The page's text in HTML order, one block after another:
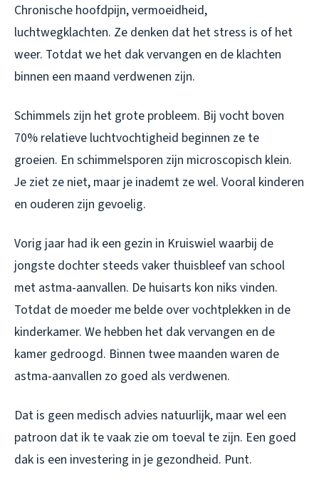
Chronische hoofdpijn, vermoeidheid,
luchtwegklachten. Ze denken dat het stress is of het
weer. Totdat we het dak vervangen en de klachten
binnen een maand verdwenen zijn.
Schimmels zijn het grote probleem. Bij vocht boven
70% relatieve luchtvochtigheid beginnen ze te
groeien. En schimmelsporen zijn microscopisch klein.
Je ziet ze niet, maar je inademt ze wel. Vooral kinderen
en ouderen zijn gevoelig.
Vorig jaar had ik een gezin in Kruiswiel waarbij de
jongste dochter steeds vaker thuisbleef van school
met astma-aanvallen. De huisarts kon niks vinden.
Totdat de moeder me belde over vochtplekken in de
kinderkamer. We hebben het dak vervangen en de
kamer gedroogd. Binnen twee maanden waren de
astma-aanvallen zo goed als verdwenen.
Dat is geen medisch advies natuurlijk, maar wel een
patroon dat ik te vaak zie om toeval te zijn. Een goed
dak is een investering in je gezondheid. Punt.